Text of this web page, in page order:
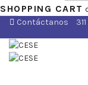
SHOPPING CART
Contáctanos